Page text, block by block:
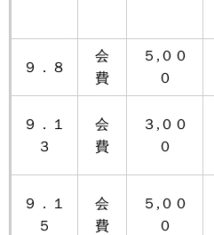
９．８
会
費
５,００
０
９．１
３
会
費
３,００
０
９．１
５
会
費
５,００
０